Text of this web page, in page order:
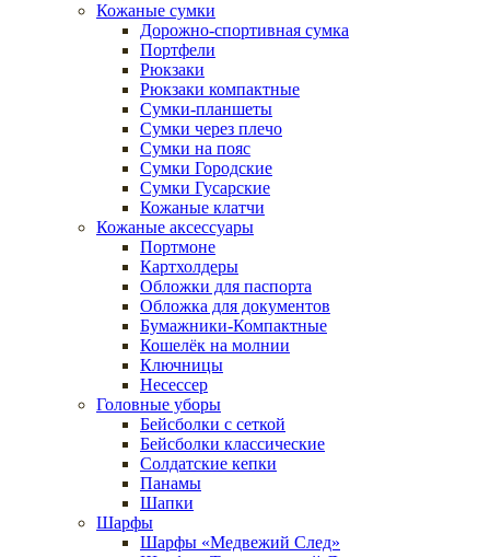
Кожаные сумки
Дорожно-спортивная сумка
Портфели
Рюкзаки
Рюкзаки компактные
Сумки-планшеты
Сумки через плечо
Сумки на пояс
Сумки Городские
Сумки Гусарские
Кожаные клатчи
Кожаные аксессуары
Портмоне
Картхолдеры
Обложки для паспорта
Обложка для документов
Бумажники-Компактные
Кошелёк на молнии
Ключницы
Несессер
Головные уборы
Бейсболки с сеткой
Бейсболки классические
Солдатские кепки
Панамы
Шапки
Шарфы
Шарфы «Медвежий След»